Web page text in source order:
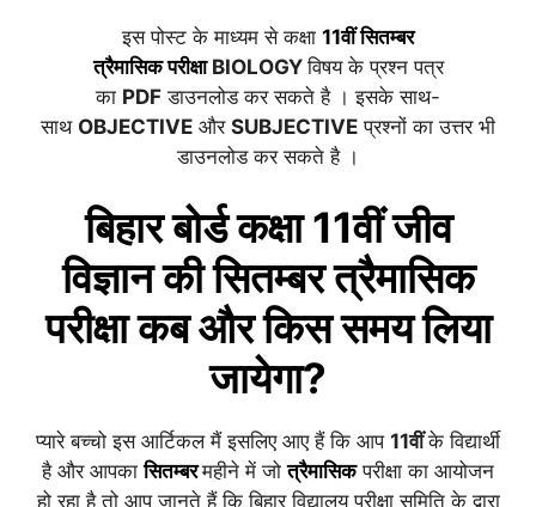
इस पोस्ट के माध्यम से कक्षा 11वींसितम्बर
त्रैमासिकपरीक्षाBIOLOGYविषय के प्रश्न पत्र
का PDF डाउनलोड कर सकते है । इसके साथ-
साथ OBJECTIVE और SUBJECTIVE प्रश्नों का उत्तर भी
डाउनलोड कर सकते है ।
बिहार बोर्ड कक्षा 11वींजीव
विज्ञानकीसितम्बरत्रैमासिक
परीक्षा कब और किस समय लिया
जायेगा?
प्यारे बच्चो इस आर्टिकल मैं इसलिए आए हैं कि आप 11वींके विद्यार्थी
है और आपकासितम्बर महीने में जोत्रैमासिकपरीक्षा का आयोजन
हो रहा है तो आप जानते हैं कि बिहार विद्यालय परीक्षा समिति के द्वारा